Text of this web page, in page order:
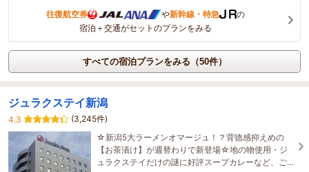
往復航空券 や新幹線・特急
の
宿泊＋交通がセットのプランをみる
すべての宿泊プランをみる（50件）
ジュラクステイ新潟
4.3
(3,245件)
☆新潟5大ラーメンオマージュ！？背徳感抑えめの
【お茶漬け】が週替わりで新登場☆地の物使用・ジ
ュラクステイだけの謎に好評スープカレーなど、ご